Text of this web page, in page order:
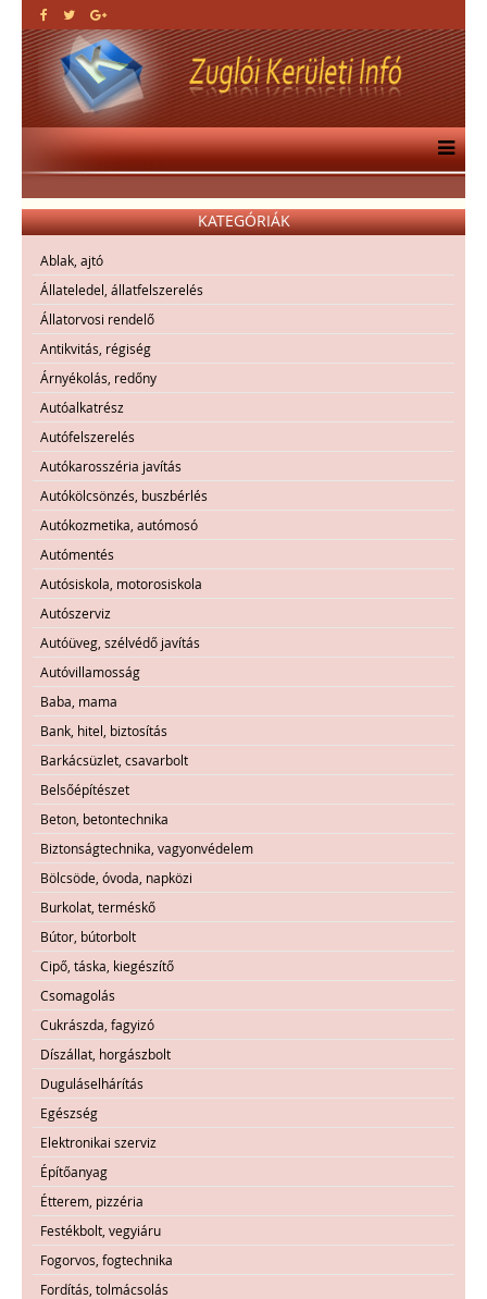
KATEGÓRIÁK
Ablak, ajtó
Állateledel, állatfelszerelés
Állatorvosi rendelő
Antikvitás, régiség
Árnyékolás, redőny
Autóalkatrész
Autófelszerelés
Autókarosszéria javítás
Autókölcsönzés, buszbérlés
Autókozmetika, autómosó
Autómentés
Autósiskola, motorosiskola
Autószerviz
Autóüveg, szélvédő javítás
Autóvillamosság
Baba, mama
Bank, hitel, biztosítás
Barkácsüzlet, csavarbolt
Belsőépítészet
Beton, betontechnika
Biztonságtechnika, vagyonvédelem
Bölcsöde, óvoda, napközi
Burkolat, terméskő
Bútor, bútorbolt
Cipő, táska, kiegészítő
Csomagolás
Cukrászda, fagyizó
Díszállat, horgászbolt
Duguláselhárítás
Egészség
Elektronikai szerviz
Építőanyag
Étterem, pizzéria
Festékbolt, vegyiáru
Fogorvos, fogtechnika
Fordítás, tolmácsolás